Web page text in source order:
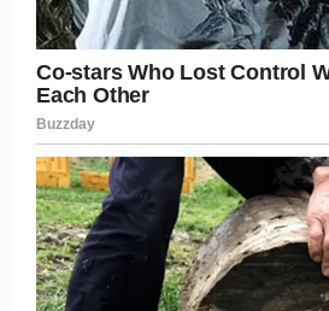
Post Views: 228